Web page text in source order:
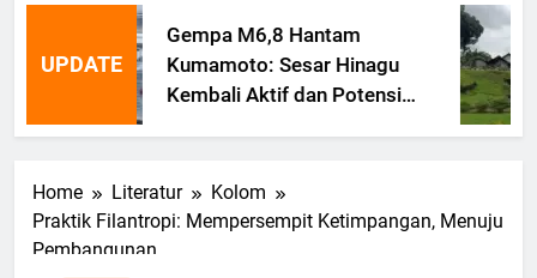
UPDATE
Gempa M6,8 Hantam
Kumamoto: Sesar Hinagu
Kembali Aktif dan Potensi
Home Literatur
Kolom
Praktik Filantropi: Mempersempit Ketimpangan, Menuju
Pembangunan